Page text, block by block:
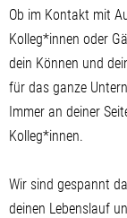
Ob im Kontakt mit
Kolleg*innen oder
dein Können und
für das ganze
Immer an deiner
Kolleg*innen.
Wir sind gespannt
deinen Lebenslauf